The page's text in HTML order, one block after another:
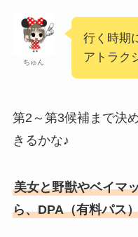
ちゅん
行く時期
アトラク
第2～第3候補まで決
きるかな♪
美女と野獣やベイマ
ら、DPA（有料パス